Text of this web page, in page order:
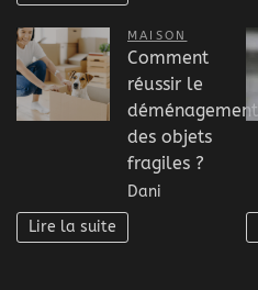
MAISON
Comment
réussir le
déménagement
des objets
fragiles ?
Dani
Lire la suite